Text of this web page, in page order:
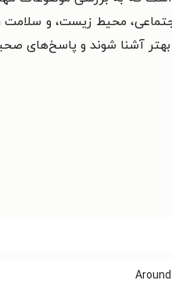
اجتماعی، محیط زیست، و
آشنا شوند و پاسخ‌های